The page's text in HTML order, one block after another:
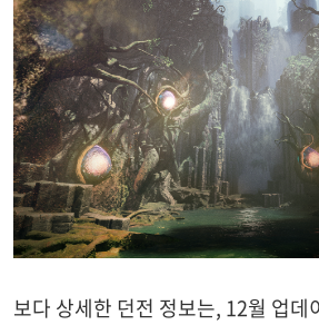
보다 상세한 던전 정보는, 12월 업데